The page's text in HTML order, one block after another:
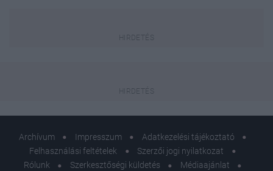
Archívum Impresszum
Adatkezelési tájékoztató
Felhasználási feltételek
Szerzői jogi nyilatkozat
Rólunk
Szerkesztőségi küldetés
Médiaajánlat